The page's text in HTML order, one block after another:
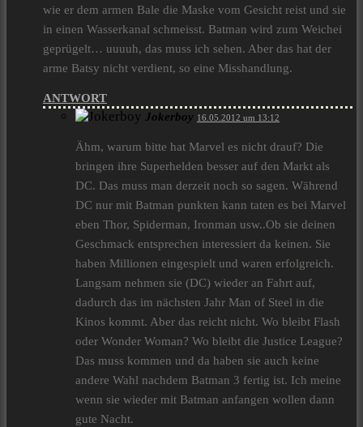
wie er dem armen Bale die Maske vom Gesicht reist und sie
in einen Wasserkanal schmeisst. Batman wird zum Weichei
geprügelt… uuuuh, das muss ich sehen. Aber das hat der
arme Batsy nicht verdient, so eine Misshandlung.
ANTWORT
Jokerboy 16.05.2012 um 13:12
Ähm, warum bitte hat Marvel es nicht drauf? Die
bringen ihre Superhelden besser auf den Markt als
DC. Das muss man derzeit noch so sagen. Während
DC nur mit Batman punkten kann taten es bei Marvel
eben Thor, Spiderman, Ironman usw..Ob sie deinen
Geschmack entsprechen interessiert da keinen. Sie
haben Millionen eingespielt und waren erfolgreich.
Langsam nehmen sie (DC) wieder an Fahrt auf,
dadurch das im nächsten Jahr Man of Steel in die
Kinos kommt. Aber das reicht nicht. Wo bleibt Flash
oder Wonder Woman? Wo bleibt die Justice League?
Das muss kommen und da haben sie auch keine
andere Wahl nachdem Batman 3 fertig ist. Ich meine
wenn sie wieder mit Batman anfangen wollen dann
gute Nacht.